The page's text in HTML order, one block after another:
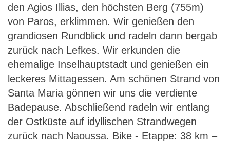
den Agios Illias, den höchsten Berg (755m)
von Paros, erklimmen. Wir genießen den
grandiosen Rundblick und radeln dann bergab
zurück nach Lefkes. Wir erkunden die
ehemalige Inselhauptstadt und genießen ein
leckeres Mittagessen. Am schönen Strand von
Santa Maria gönnen wir uns die verdiente
Badepause. Abschließend radeln wir entlang
der Ostküste auf idyllischen Strandwegen
zurück nach Naoussa. Bike - Etappe: 38 km –